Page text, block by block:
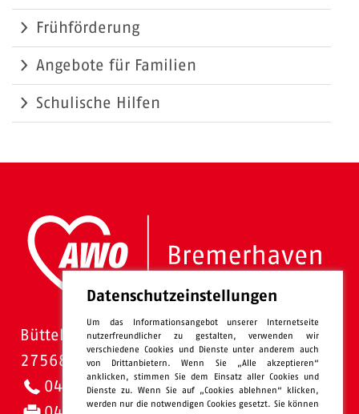
Frühförderung
Angebote für Familien
Schulische Hilfen
Bütteler Straße 1
27568 Bremerhaven
0471 - 95 47-0
Datenschutzeinstellungen
Um das Informationsangebot unserer Internetseite
nutzerfreundlicher zu gestalten, verwenden wir
verschiedene Cookies und Dienste unter anderem auch
von Drittanbietern. Wenn Sie „Alle akzeptieren“
anklicken, stimmen Sie dem Einsatz aller Cookies und
Dienste zu. Wenn Sie auf „Cookies ablehnen“ klicken,
werden nur die notwendigen Cookies gesetzt. Sie können